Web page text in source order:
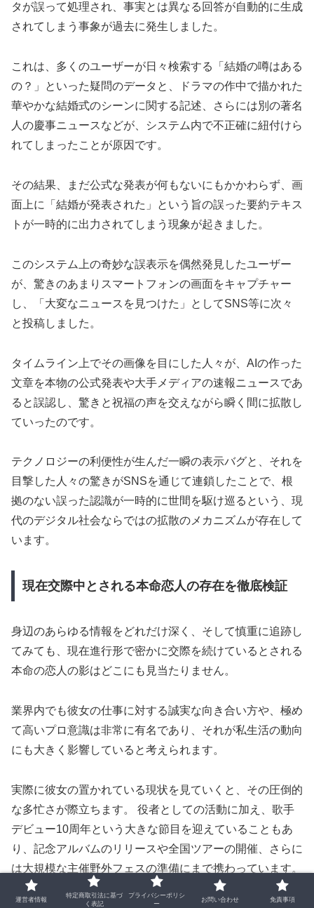
タが誤って処理され、事実とは異なる回答が自動的に生成
されてしまう事象が過去に発生しました。
これは、多くのユーザーが日々検索する「結婚の噂はある
の？」といった疑問のデータと、ドラマの作中で描かれた
華やかな結婚式のシーンに関する記述、さらには別の著名
人の慶事ニュースなどが、システム内で不正確に紐付けら
れてしまったことが原因です。
その結果、まだ公式な発表が何もないにもかかわらず、画
面上に「結婚が発表された」という旨の誤った要約テキス
トが一時的に出力されてしまう現象が起きました。
このシステム上の奇妙な誤表示を偶然発見したユーザー
が、驚きのあまりスマートフォンの画面をキャプチャー
し、「大変なニュースを見つけた」としてSNS等に次々
と投稿しました。
タイムライン上でその画像を目にした人々が、AIの作った
文章を本物の公式発表や大手メディアの速報ニュースであ
ると誤認し、驚きと祝福の声を交えながら瞬く間に拡散し
ていったのです。
テクノロジーの利便性が生んだ一瞬の表示バグと、それを
目撃した人々の驚きがSNSを通じて連鎖したことで、根
拠のない誤った認識が一時的に世間を駆け巡るという、現
代のデジタル社会ならではの拡散のメカニズムが存在して
います。
現在交際中とされる本命恋人の存在を徹底検証
身辺のあらゆる情報をどれだけ深く、そして慎重に追跡し
てみても、現在進行形で密かに交際を続けているとされる
本命の恋人の影はどこにも見当たりません。
業界内でも彼女の仕事に対する誠実な向き合い方や、極め
て高いプロ意識は非常に有名であり、それが私生活の動向
にも大きく影響していると考えられます。
実際に彼女の置かれている現状を見ていくと、その圧倒的
な多忙さが際立ちます。 役者としての活動に加え、歌手
デビュー10周年という大きな節目を迎えていることもあ
り、記念アルバムのリリースや全国ツアーの開催、さらに
は大規模な主催野外フェスの準備にまで携わっています。
運営者情報
特定商取引法に基づ
く表記
プライバシーポリシ
ー
お問い合わせ 免責事項